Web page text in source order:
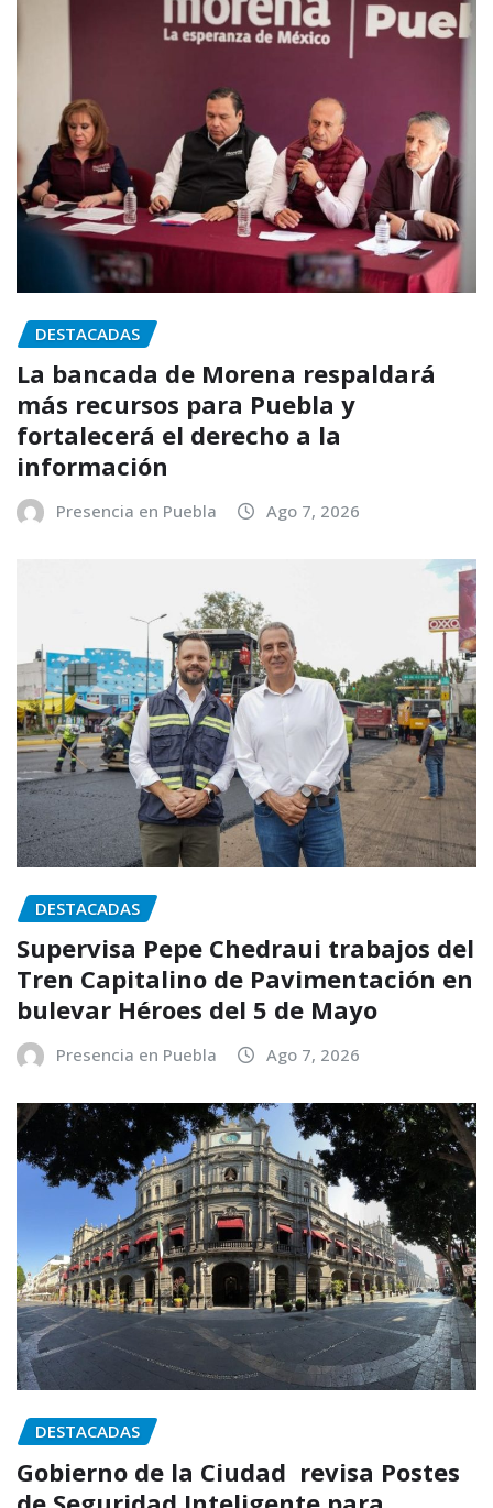
DESTACADAS
La bancada de Morena respaldará
más recursos para Puebla y
fortalecerá el derecho a la
información
Presencia en Puebla Ago 7, 2026
DESTACADAS
Supervisa Pepe Chedraui trabajos del
Tren Capitalino de Pavimentación en
bulevar Héroes del 5 de Mayo
Presencia en Puebla Ago 7, 2026
DESTACADAS
Gobierno de la Ciudad revisa Postes